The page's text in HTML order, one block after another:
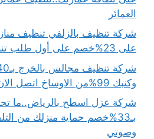
العمائر
شركة تنظيف بالزلفي تنظيف
على 23%خصم على أول طلب تنظيف بالزلفي
وكنبك 99%من الاوساخ اتصل الان
شركة عزل اسطح بالرياض..ما
بـ33%خصم حماية منزلك من
وصوتي